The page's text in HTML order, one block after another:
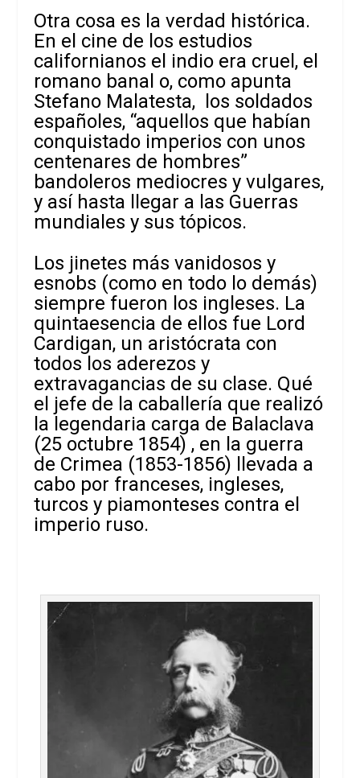
Otra cosa es la verdad histórica.
En el cine de los estudios
californianos el indio era cruel, el
romano banal o, como apunta
Stefano Malatesta, los soldados
españoles, “aquellos que habían
conquistado imperios con unos
centenares de hombres”
bandoleros mediocres y vulgares,
y así hasta llegar a las Guerras
mundiales y sus tópicos.
Los jinetes más vanidosos y
esnobs (como en todo lo demás)
siempre fueron los ingleses. La
quintaesencia de ellos fue Lord
Cardigan, un aristócrata con
todos los aderezos y
extravagancias de su clase. Qué
el jefe de la caballería que realizó
la legendaria carga de Balaclava
(25 octubre 1854) , en la guerra
de Crimea (1853-1856) llevada a
cabo por franceses, ingleses,
turcos y piamonteses contra el
imperio ruso.